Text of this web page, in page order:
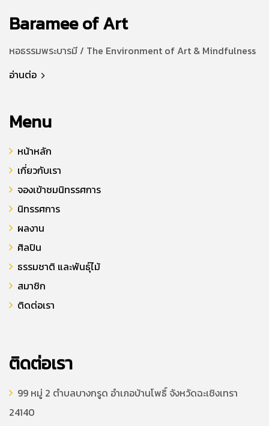
Baramee of Art
หอธรรมพระบารมี / The Environment of Art & Mindfulness
อ่านต่อ
Menu
หน้าหลัก
เกี่ยวกับเรา
จองเข้าชมนิทรรศการ
นิทรรศการ
ผลงาน
ศิลปิน
ธรรมชาติ และพันธุ์ไม้
สมาชิก
ติดต่อเรา
ติดต่อเรา
99 หมู่ 2 ตำบลบางกรูด อำเภอบ้านโพธิ์ จังหวัดฉะเชิงเทรา
24140